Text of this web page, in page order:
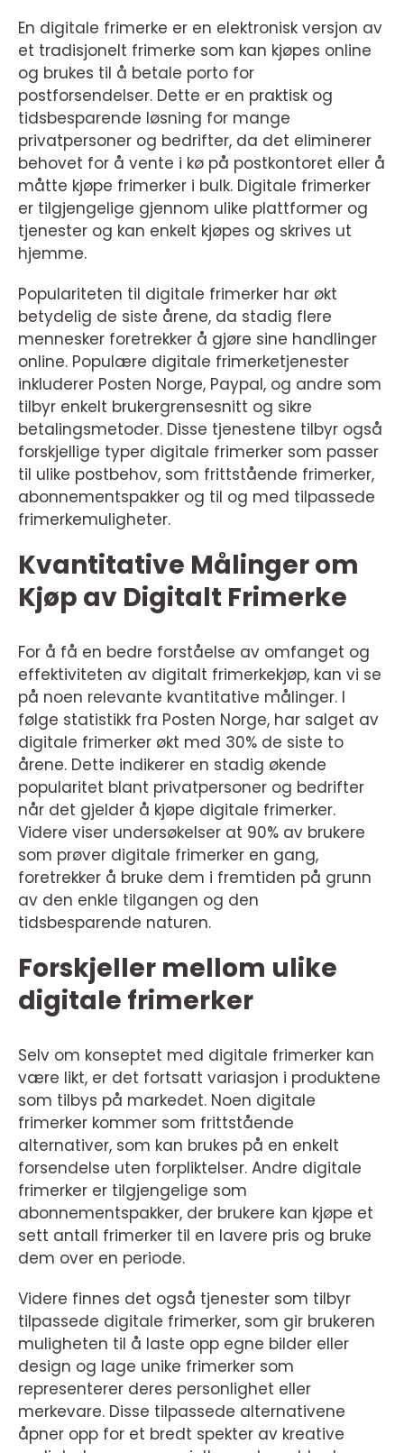
En digitale frimerke er en elektronisk versjon av
et tradisjonelt frimerke som kan kjøpes online
og brukes til å betale porto for
postforsendelser. Dette er en praktisk og
tidsbesparende løsning for mange
privatpersoner og bedrifter, da det eliminerer
behovet for å vente i kø på postkontoret eller å
måtte kjøpe frimerker i bulk. Digitale frimerker
er tilgjengelige gjennom ulike plattformer og
tjenester og kan enkelt kjøpes og skrives ut
hjemme.
Populariteten til digitale frimerker har økt
betydelig de siste årene, da stadig flere
mennesker foretrekker å gjøre sine handlinger
online. Populære digitale frimerketjenester
inkluderer Posten Norge, Paypal, og andre som
tilbyr enkelt brukergrensesnitt og sikre
betalingsmetoder. Disse tjenestene tilbyr også
forskjellige typer digitale frimerker som passer
til ulike postbehov, som frittstående frimerker,
abonnementspakker og til og med tilpassede
frimerkemuligheter.
Kvantitative Målinger om
Kjøp av Digitalt Frimerke
For å få en bedre forståelse av omfanget og
effektiviteten av digitalt frimerkekjøp, kan vi se
på noen relevante kvantitative målinger. I
følge statistikk fra Posten Norge, har salget av
digitale frimerker økt med 30% de siste to
årene. Dette indikerer en stadig økende
popularitet blant privatpersoner og bedrifter
når det gjelder å kjøpe digitale frimerker.
Videre viser undersøkelser at 90% av brukere
som prøver digitale frimerker en gang,
foretrekker å bruke dem i fremtiden på grunn
av den enkle tilgangen og den
tidsbesparende naturen.
Forskjeller mellom ulike
digitale frimerker
Selv om konseptet med digitale frimerker kan
være likt, er det fortsatt variasjon i produktene
som tilbys på markedet. Noen digitale
frimerker kommer som frittstående
alternativer, som kan brukes på en enkelt
forsendelse uten forpliktelser. Andre digitale
frimerker er tilgjengelige som
abonnementspakker, der brukere kan kjøpe et
sett antall frimerker til en lavere pris og bruke
dem over en periode.
Videre finnes det også tjenester som tilbyr
tilpassede digitale frimerker, som gir brukeren
muligheten til å laste opp egne bilder eller
design og lage unike frimerker som
representerer deres personlighet eller
merkevare. Disse tilpassede alternativene
åpner opp for et bredt spekter av kreative